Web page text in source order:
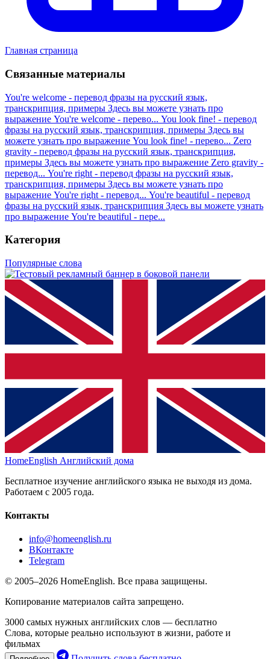
Главная страница
Связанные материалы
You're welcome - перевод фразы на русский язык,
транскрипция, примеры Здесь вы можете узнать про
выражение You're welcome - перево... You look fine! - перевод
фразы на русский язык, транскрипция, примеры Здесь вы
можете узнать про выражение You look fine! - перево... Zero
gravity - перевод фразы на русский язык, транскрипция,
примеры Здесь вы можете узнать про выражение Zero gravity -
перевод... You're right - перевод фразы на русский язык,
транскрипция, примеры Здесь вы можете узнать про
выражение You're right - перевод... You're beautiful - перевод
фразы на русский язык, транскрипция Здесь вы можете узнать
про выражение You're beautiful - пере...
Категория
Популярные слова
HomeEnglish Английский дома
Бесплатное изучение английского языка не выходя из дома.
Работаем с 2005 года.
Контакты
info@homeenglish.ru
ВКонтакте
Telegram
© 2005–2026 HomeEnglish. Все права защищены.
Копирование материалов сайта запрещено.
3000 самых нужных английских слов — бесплатно
Слова, которые реально используют в жизни, работе и
фильмах